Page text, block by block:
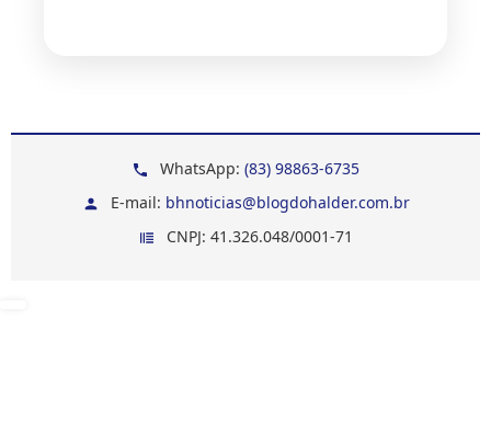
WhatsApp: (83) 98863-6735
E-mail: bhnoticias@blogdohalder.com.br
CNPJ: 41.326.048/0001-71